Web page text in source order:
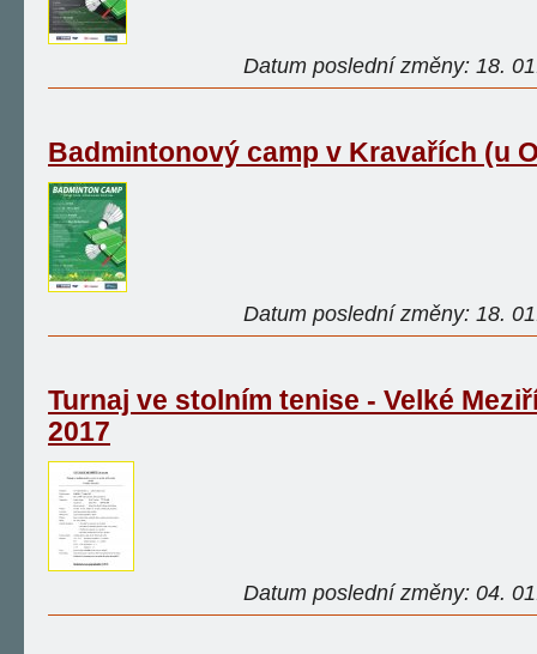
Datum poslední změny: 18.
Badmintonový camp v Kravařích (u
Datum poslední změny: 18.
Turnaj ve stolním tenise - Velké
2017
Datum poslední změny: 04.